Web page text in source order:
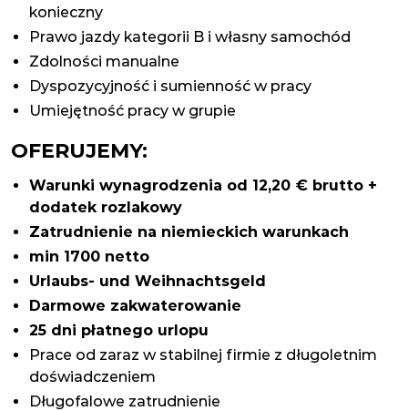
konieczny
Prawo jazdy kategorii B i własny samochód
Zdolności manualne
Dyspozycyjność i sumienność w pracy
Umiejętność pracy w grupie
OFERUJEMY:
Warunki wynagrodzenia od 12,20 € brutto +
dodatek rozlakowy
Zatrudnienie na niemieckich warunkach
min 1700 netto
Urlaubs- und Weihnachtsgeld
Darmowe zakwaterowanie
25 dni płatnego urlopu
Prace od zaraz w stabilnej firmie z długoletnim
doświadczeniem
Długofalowe zatrudnienie